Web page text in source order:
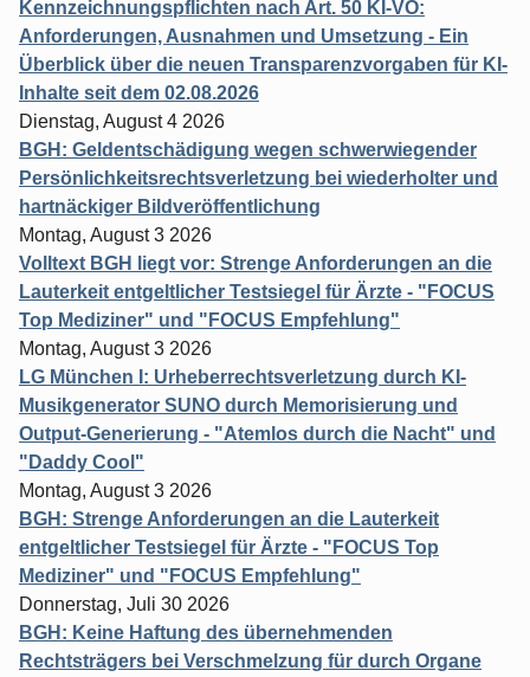
Kennzeichnungspflichten nach Art. 50 KI-VO:
Anforderungen, Ausnahmen und Umsetzung - Ein
Überblick über die neuen Transparenzvorgaben für KI-
Inhalte seit dem 02.08.2026
Dienstag, August 4 2026
BGH: Geldentschädigung wegen schwerwiegender
Persönlichkeitsrechtsverletzung bei wiederholter und
hartnäckiger Bildveröffentlichung
Montag, August 3 2026
Volltext BGH liegt vor: Strenge Anforderungen an die
Lauterkeit entgeltlicher Testsiegel für Ärzte - "FOCUS
Top Mediziner" und "FOCUS Empfehlung"
Montag, August 3 2026
LG München I: Urheberrechtsverletzung durch KI-
Musikgenerator SUNO durch Memorisierung und
Output-Generierung - "Atemlos durch die Nacht" und
"Daddy Cool"
Montag, August 3 2026
BGH: Strenge Anforderungen an die Lauterkeit
entgeltlicher Testsiegel für Ärzte - "FOCUS Top
Mediziner" und "FOCUS Empfehlung"
Donnerstag, Juli 30 2026
BGH: Keine Haftung des übernehmenden
Rechtsträgers bei Verschmelzung für durch Organe